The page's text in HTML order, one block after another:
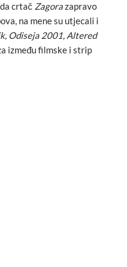
crtač Zagorazapravo
na mene su utjecali i
Odiseja 2001, Altered
između filmske i strip